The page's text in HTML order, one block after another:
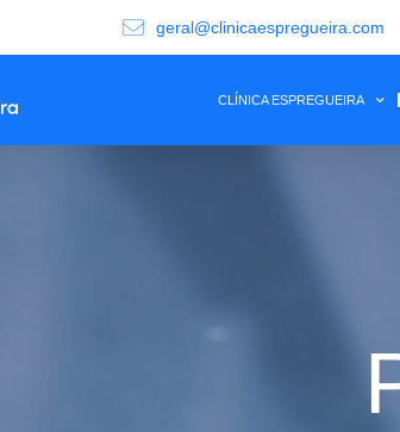
geral@clinicaespregueira.com
CLÍNICA ESPREGUEIRA